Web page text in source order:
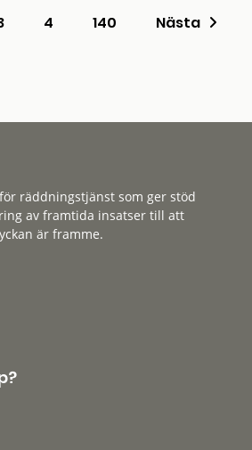
4 140 Nästa
räddningstjänst som ger stöd
av framtida insatser till att
är framme.